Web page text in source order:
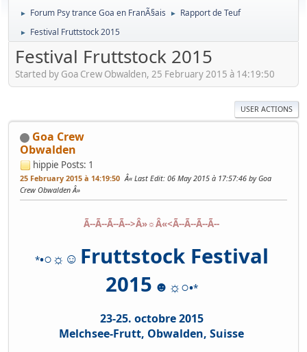
► Forum Psy trance Goa en FranÃ§ais ► Rapport de Teuf
► Festival Fruttstock 2015
Festival Fruttstock 2015
Started by Goa Crew Obwalden, 25 February 2015 à 14:19:50
USER ACTIONS
Goa Crew
Obwalden
hippie Posts: 1
25 February 2015 à 14:19:50 Last Edit: 06 May 2015 à 17:57:46 by Goa
Crew Obwalden
Ã--Ã--Ã--Ã-->Â»☼Â«<Ã--Ã--Ã--Ã--
*•○☼☺ Fruttstock Festival
2015 ☻☼○•*
23-25. octobre 2015
Melchsee-Frutt, Obwalden, Suisse